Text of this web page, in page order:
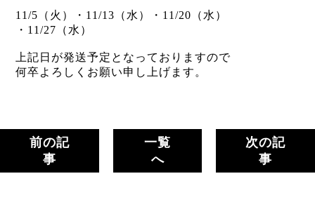
11/5（火）・11/13（水）・11/20（水）
・11/27（水）
上記日が発送予定となっておりますので
何卒よろしくお願い申し上げます。
前の記
事
一覧
へ
次の記
事